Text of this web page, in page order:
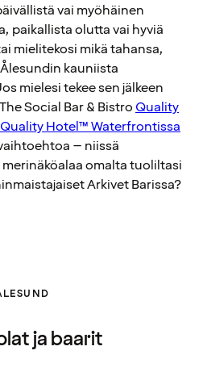
vai myöhäinen
paikallista olutta vai hyviä
mielitekosi mikä tahansa,
kauniista
mielesi tekee sen jälkeen
Social Bar & Bistro Quality
Quality Hotel™ Waterfrontissa
– niissä
omalta tuoliltasi
Arkivet Barissa?
ja baarit